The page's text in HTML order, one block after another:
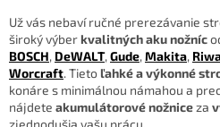
Už vás nebaví ručné prerezávanie
široký výberkvalitných aku nožníc
BOSCH, DeWALT, Gude, Makita,
Worcraft. Tietoľahké a výkonné
konáre s minimálnou námahou a
nájdete akumulátorové nožniceza
zjednodušia vašu prácu.